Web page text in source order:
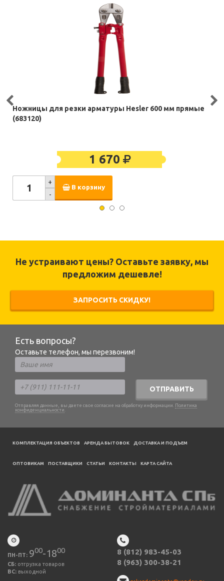
Ножницы для резки арматуры Hesler 600 мм прямые
(683120)
1 670
+
-
В корзину
Не устраивают цены? Оставьте заявку, мы
предложим дешевле!
ЗАПРОСИТЬ СКИДКУ!
Есть вопросы?
Оставьте телефон, мы перезвоним!
ОТПРАВИТЬ
Отправляя данные, вы даете свое согласие на обработку информации. Политика
конфиденциальности .
КОМПЛЕКТАЦИЯ ОБЪЕКТОВ АРЕНДА БЫТОВОК ДОСТАВКА И ПОДЪЕМ
ОПТОВИКАМ ПОСТАВЩИКИ CТАТЬИ КОНТАКТЫ КАРТА САЙТА
ПН-ПТ: 900-1800
СБ: отгрузка товаров
ВС: выходной
8 (812) 983-45-03
8 (963) 300-38-21